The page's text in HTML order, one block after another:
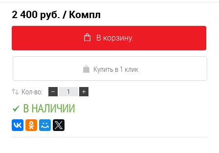
2 400 руб. / Компл
В корзину.
Купить в 1 клик
Кол-во:
В НАЛИЧИИ